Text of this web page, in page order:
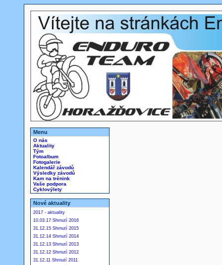
Menu
O nás
Aktuality
Tým
Fotoalbum
Fotogalerie
Kalendář závodů
Výsledky závodů
Kam na trénink
Vaše podpora
Cyklovýlety
Nové aktuality
2017 - aktuality
10.03.17 Shrnutí 2016
31.12.15 Shrnutí 2015
31.12.14 Shrnutí 2014
31.12.13 Shrnutí 2013
31.12.12 Shrnutí 2012
31.12.11 Shrnutí 2011